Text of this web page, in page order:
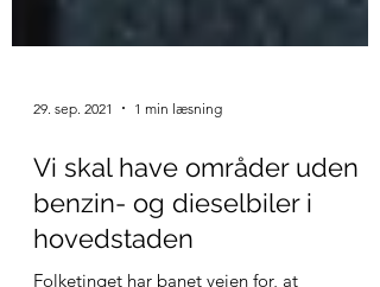
29. sep. 2021 1 min læsning
Vi skal have områder uden
benzin- og dieselbiler i